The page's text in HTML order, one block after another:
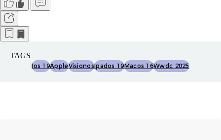
TAGS
Ios 19AppleVisionosIpados 19Macos 16Wwdc 2025